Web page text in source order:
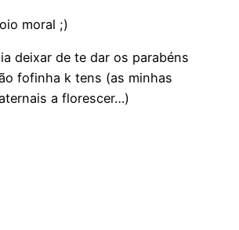
moral ;)
deixar de te dar os parabéns
fofinha k tens (as minhas
a florescer…)